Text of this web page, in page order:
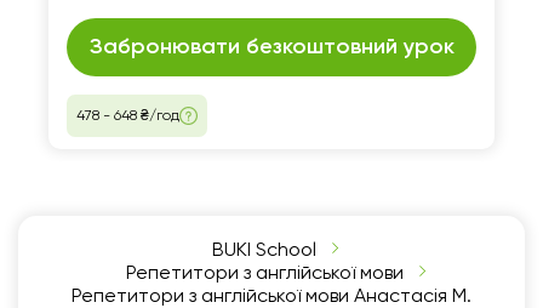
Забронювати безкоштовний урок
478 - 648 ₴/год
BUKI School
Репетитори з англійської мови
Репетитори з англійської мови Анастасія М.